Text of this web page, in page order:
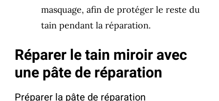
masquage, afin de protéger le reste du
tain pendant la réparation.
Réparer le tain miroir avec
une pâte de réparation
Préparer la pâte de réparation